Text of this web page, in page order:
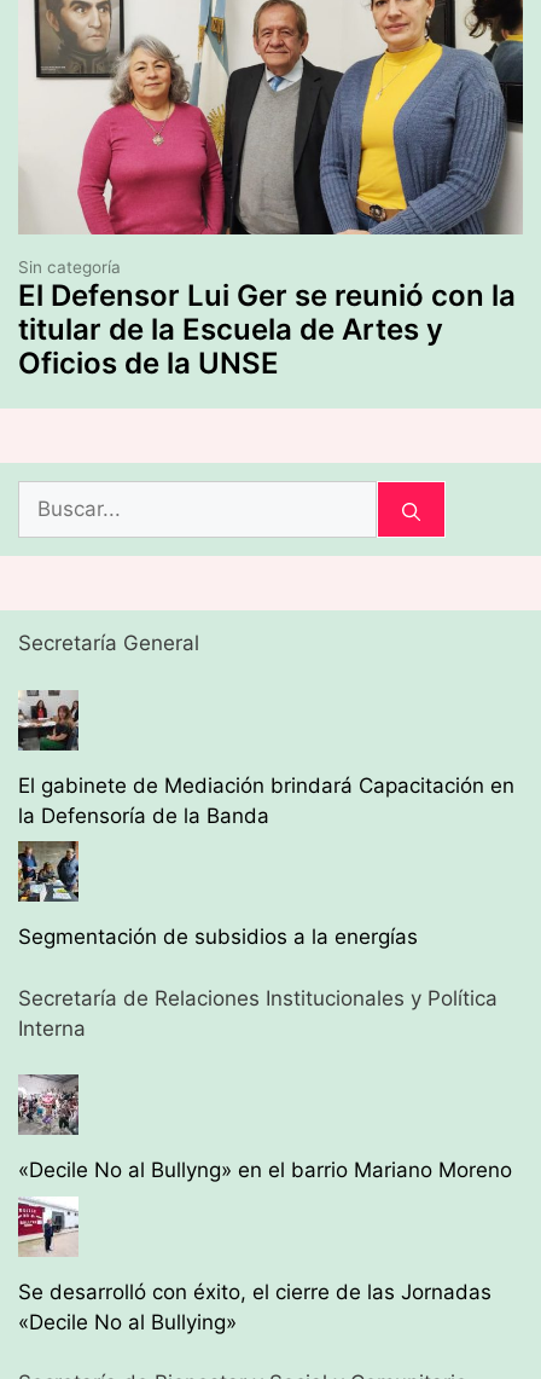
El Defensor Lui Ger se reunió con la
titular de la Escuela de Artes y
Oficios de la UNSE
Sin categoría
Buscar:
Secretaría General
El gabinete de Mediación brindará Capacitación en
la Defensoría de la Banda
Segmentación de subsidios a la energías
Secretaría de Relaciones Institucionales y Política
Interna
«Decile No al Bullyng» en el barrio Mariano Moreno
Se desarrolló con éxito, el cierre de las Jornadas
«Decile No al Bullying»